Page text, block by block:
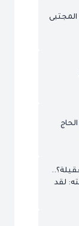
المجتبى
لقد